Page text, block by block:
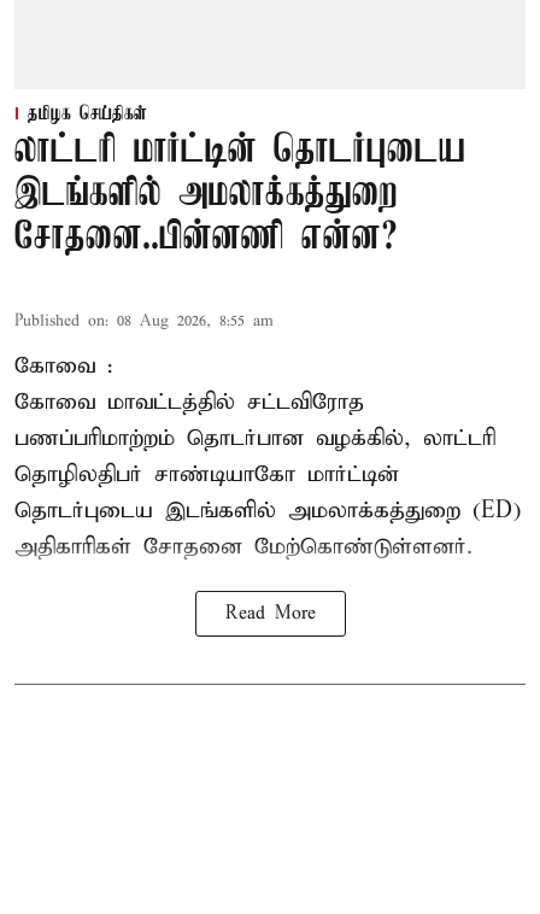
தமிழக செய்திகள்
லாட்டரி மார்ட்டின் தொடர்புடைய
இடங்களில் அமலாக்கத்துறை
சோதனை..பின்னணி என்ன?
Published on: 08 Aug 2026, 8:55 am
கோவை :
கோவை மாவட்டத்தில் சட்டவிரோத
பணப்பரிமாற்றம் தொடர்பான வழக்கில், லாட்டரி
தொழிலதிபர் சாண்டியாகோ மார்ட்டின்
தொடர்புடைய இடங்களில் அமலாக்கத்துறை (ED)
அதிகாரிகள் சோதனை மேற்கொண்டுள்ளனர்.
Read More